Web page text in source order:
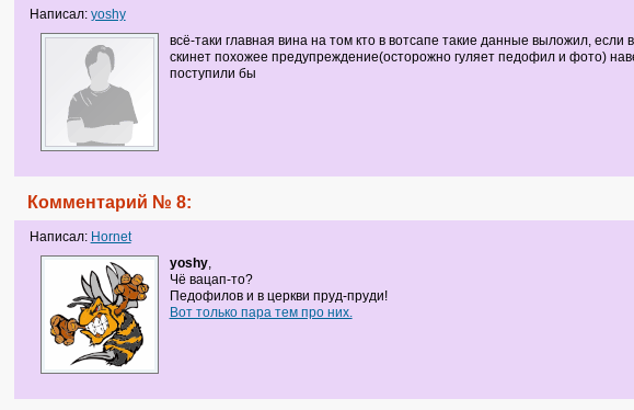
Написал: yoshy
всё-таки главная вина на том кто в вотсапе такие данные выложил, если
скинет похожее предупреждение(осторожно гуляет педофил и фото)
поступили бы
Комментарий № 8:
Написал: Hornet
yoshy,
Чё вацап-то?
Педофилов и в церкви пруд-пруди!
Вот только пара тем про них.